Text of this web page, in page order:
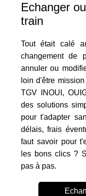
Echanger
train
Tout était calé
changement de
annuler ou
loin d'être
TGV INOUI,
des solutions
pour t'adapter
délais, frais
faut savoir pour
les bons clics ?
pas à pas.